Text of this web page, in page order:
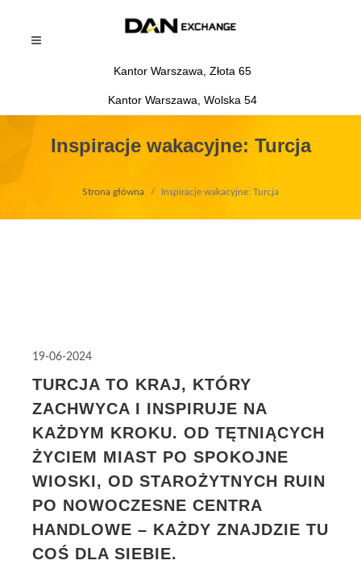
Kantor Warszawa, Złota 65
Kantor Warszawa, Wolska 54
Inspiracje wakacyjne: Turcja
Strona główna Inspiracje wakacyjne: Turcja
19-06-2024
TURCJA TO KRAJ, KTÓRY
ZACHWYCA I INSPIRUJE NA
KAŻDYM KROKU. OD TĘTNIĄCYCH
ŻYCIEM MIAST PO SPOKOJNE
WIOSKI, OD STAROŻYTNYCH RUIN
PO NOWOCZESNE CENTRA
HANDLOWE – KAŻDY ZNAJDZIE TU
COŚ DLA SIEBIE.